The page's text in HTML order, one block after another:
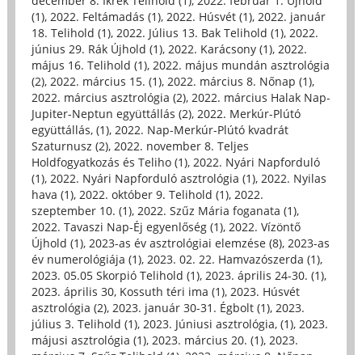
(1), 2022. Feltámadás (1), 2022. Húsvét (1), 2022. január
18. Telihold (1), 2022. Július 13. Bak Telihold (1), 2022.
június 29. Rák Újhold (1), 2022. Karácsony (1), 2022.
május 16. Telihold (1), 2022. május mundán asztrológia
(2), 2022. március 15. (1), 2022. március 8. Nőnap (1),
2022. március asztrológia (2), 2022. március Halak Nap-
Jupiter-Neptun együttállás (2), 2022. Merkúr-Plútó
együttállás, (1), 2022. Nap-Merkúr-Plútó kvadrát
Szaturnusz (2), 2022. november 8. Teljes
Holdfogyatkozás és Teliho (1), 2022. Nyári Napforduló
(1), 2022. Nyári Napforduló asztrológia (1), 2022. Nyilas
hava (1), 2022. október 9. Telihold (1), 2022.
szeptember 10. (1), 2022. Szűz Mária foganata (1),
2022. Tavaszi Nap-Éj egyenlőség (1), 2022. Vízöntő
Újhold (1), 2023-as év asztrológiai elemzése (8), 2023-as
év numerológiája (1), 2023. 02. 22. Hamvazószerda (1),
2023. 05.05 Skorpió Telihold (1), 2023. április 24-30. (1),
2023. április 30, Kossuth téri ima (1), 2023. Húsvét
asztrológia (2), 2023. január 30-31. Égbolt (1), 2023.
július 3. Telihold (1), 2023. Júniusi asztrológia, (1), 2023.
májusi asztrológia (1), 2023. március 20. (1), 2023.